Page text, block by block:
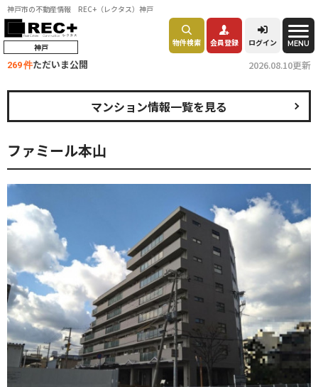
神戸市の不動産情報 REC+（レクタス）神戸
神戸 物件検索 会員登録 ログイン MENU
269 件ただいま公開 2026.08.10更新
ファミール本山
マンション情報一覧を見る